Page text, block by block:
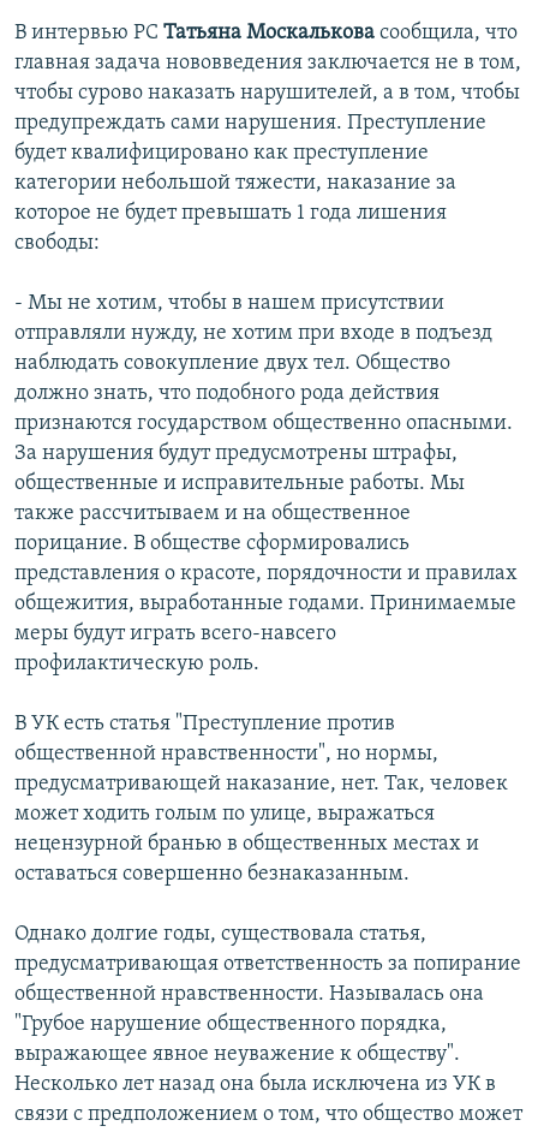
В интервью РС Татьяна Москалькова сообщила, что
главная задача нововведения заключается не в том,
чтобы сурово наказать нарушителей, а в том, чтобы
предупреждать сами нарушения. Преступление
будет квалифицировано как преступление
категории небольшой тяжести, наказание за
которое не будет превышать 1 года лишения
свободы:
- Мы не хотим, чтобы в нашем присутствии
отправляли нужду, не хотим при входе в подъезд
наблюдать совокупление двух тел. Общество
должно знать, что подобного рода действия
признаются государством общественно опасными.
За нарушения будут предусмотрены штрафы,
общественные и исправительные работы. Мы
также рассчитываем и на общественное
порицание. В обществе сформировались
представления о красоте, порядочности и правилах
общежития, выработанные годами. Принимаемые
меры будут играть всего-навсего
профилактическую роль.
В УК есть статья "Преступление против
общественной нравственности", но нормы,
предусматривающей наказание, нет. Так, человек
может ходить голым по улице, выражаться
нецензурной бранью в общественных местах и
оставаться совершенно безнаказанным.
Однако долгие годы, существовала статья,
предусматривающая ответственность за попирание
общественной нравственности. Называлась она
"Грубое нарушение общественного порядка,
выражающее явное неуважение к обществу".
Несколько лет назад она была исключена из УК в
связи с предположением о том, что общество может